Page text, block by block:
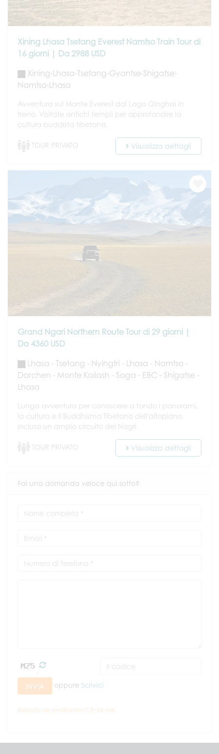
Xining Lhasa Tsetang Everest Namtso Train Tour di
16 giorni | Da 2988 USD
Xining-Lhasa-Tsetang-Gyantse-Shigatse-
Namtso-Lhasa
Avventura sul Monte Everest dal Lago Qinghai in
treno. Visitate antichi templi per approfondire la
cultura buddista tibetana.
TOUR PRIVATO Visualizza dettagli
Grand Ngari Northern Route Tour di 29 giorni |
Da 4360 USD
Lhasa - Tsetang - Nyingtri - Lhasa - Namtso -
Darchen - Monte Kailash - Saga - EBC - Shigatse -
Lhasa
Lunga avventura per conoscere a fondo i panorami,
la cultura e il Buddhismo Tibetano dell'altopiano,
incluso un ampio circuito del Nagri.
TOUR PRIVATO Visualizza dettagli
Fai una domanda veloce qui sotto?
INVIA oppure Scrivici
Risposta via email entro 0,5~24 ore.